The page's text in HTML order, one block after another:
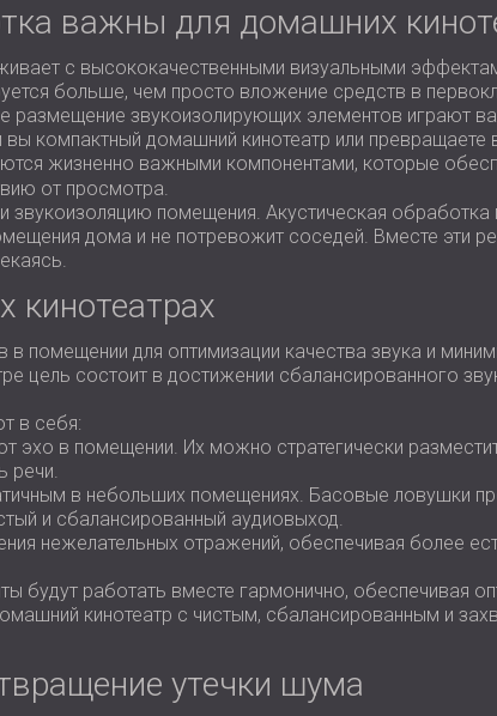
важны для домашних
с высококачественными визуальными
больше, чем просто вложение средств в
размещение звукоизолирующих элементов играют
компактный домашний кинотеатр или
жизненно важными компонентами, которые
от просмотра.
звукоизоляцию помещения. Акустическая
дома и не потревожит соседей. Вместе эти
кинотеатрах
помещении для оптимизации качества звука и
цель состоит в достижении сбалансированного
в себя:
в помещении. Их можно стратегически
речи.
в небольших помещениях. Басовые ловушки
и сбалансированный аудиовыход.
нежелательных отражений, обеспечивая более
будут работать вместе гармонично, обеспечивая
кинотеатр с чистым, сбалансированным и
утечки шума